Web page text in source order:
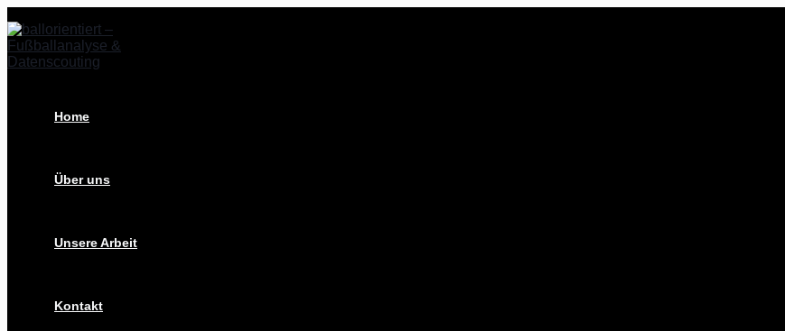
Zum
Inhalt
springen
Home
Über uns
Unsere Arbeit
Kontakt
Post
navigation